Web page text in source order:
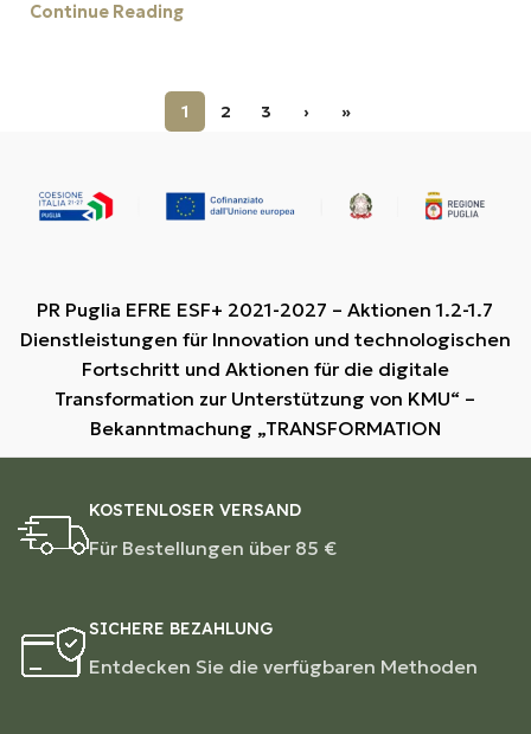
Continue Reading
1 2 3 › »
PR Puglia EFRE ESF+ 2021-2027 – Aktionen 1.2-1.7
Dienstleistungen für Innovation und technologischen
Fortschritt und Aktionen für die digitale
Transformation zur Unterstützung von KMU“ –
Bekanntmachung „TRANSFORMATION
KOSTENLOSER VERSAND
Für Bestellungen über 85 €
SICHERE BEZAHLUNG
Entdecken Sie die verfügbaren Methoden